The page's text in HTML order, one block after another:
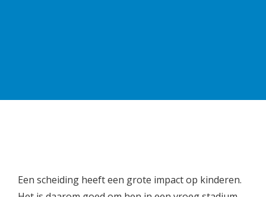
Een scheiding heeft een grote impact op kinderen.